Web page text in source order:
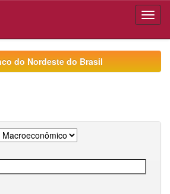
do Nordeste do Brasil